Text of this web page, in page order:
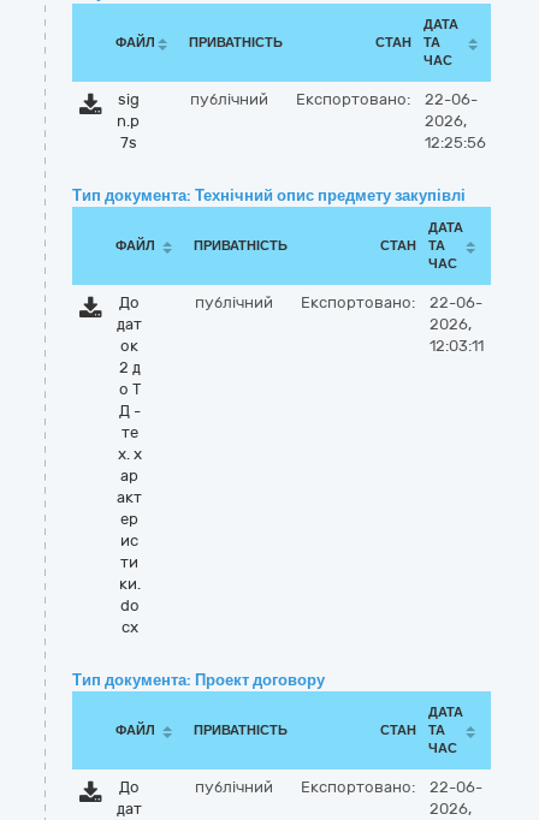
ФАЙЛ ПРИВАТНІСТЬ СТАН
ДАТА
ТА
ЧАС
sig
n.p
7s
публічний Експортовано:
22-06-
2026,
12:25:56
Тип документа: Технічний опис предмету закупівлі
ФАЙЛ ПРИВАТНІСТЬ СТАН
ДАТА
ТА
ЧАС
До
дат
ок
2 д
о Т
Д -
те
х. х
ар
акт
ер
ис
ти
ки.
do
cx
публічний Експортовано:
22-06-
2026,
12:03:11
Тип документа: Проект договору
ФАЙЛ ПРИВАТНІСТЬ СТАН
ДАТА
ТА
ЧАС
До
дат
публічний Експортовано:
22-06-
2026,